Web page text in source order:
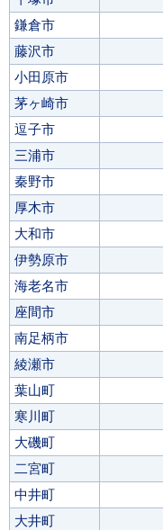
鎌倉市
藤沢市
小田原市
茅ヶ崎市
逗子市
三浦市
秦野市
厚木市
大和市
伊勢原市
海老名市
座間市
南足柄市
綾瀬市
葉山町
寒川町
大磯町
二宮町
中井町
大井町